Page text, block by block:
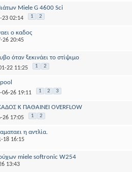
Miele G 4600 Sci
23 02:14 1 2
ο καδος
26 20:45
όταν ξεκινάει το στίψιμο
22 11:25 1 2
06-26 19:11 1 2 3
Κ ΠΑΘΑΙΝΕΙ OVERFLOW
26 17:05 1 2
η αντλία.
18 16:15
miele softronic W254
13:43